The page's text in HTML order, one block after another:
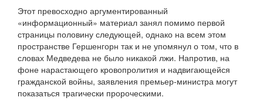
Этот превосходно аргументированный
«информационный» материал занял помимо первой
страницы половину следующей, однако на всем этом
пространстве Гершенгорн так и не упомянул о том, что в
словах Медведева не было никакой лжи. Напротив, на
фоне нарастающего кровопролития и надвигающейся
гражданской войны, заявления премьер-министра могут
показаться трагически пророческими.